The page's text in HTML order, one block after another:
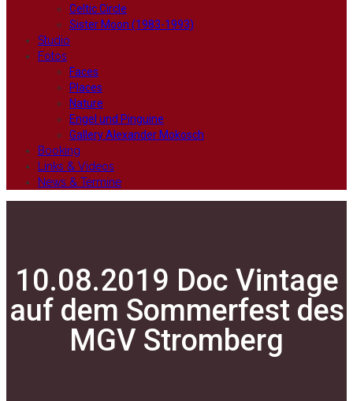
Celtic Circle
Sister Moon (1983-1993)
Studio
Fotos
Faces
Places
Nature
Engel und Pinguine
Gallery Alexander Mokosch
Booking
Links & Videos
News & Termine
10.08.2019 Doc Vintage
auf dem Sommerfest des
MGV Stromberg